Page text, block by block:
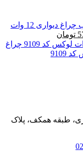
چراغ دیواری 12 وات
680,000 تومان
تومان
فعلی
چراغ
طبقه همکف، پلاک